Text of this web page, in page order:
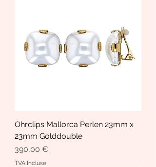
Ohrclips Mallorca Perlen 23mm x
23mm Golddouble
Prix
390,00 €
TVA Incluse